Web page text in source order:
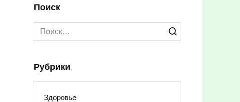
Поиск
Search
for:
Рубрики
Здоровье